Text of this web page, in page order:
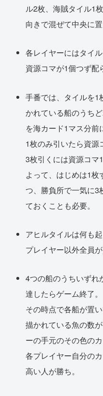
ル2枚、海賊タイル1
向きで混ぜて中央に置
各レイヤーにはタイ
資源コマが1個つず配
手番では、タイルを1
かれている船のうち
を海カード1マス分前
1枚のみ引いたら資源
3枚引くには資源コマ
よって、はじめは1
つ、勝負所で一気に3
ておくことも必要。
アヒルタイルは何も
プレイヤー以外全員
4つの船のうちいずれ
達したらゲーム終了。
その時点で各船が置
描かれている魚の数
ーの手元のその色の
各プレイヤー自分の
高い人が勝ち。